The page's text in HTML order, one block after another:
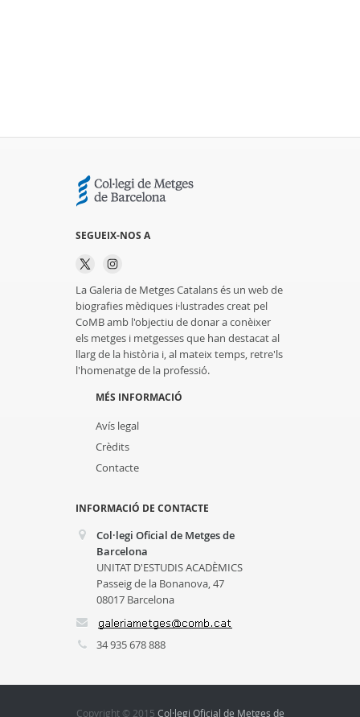
SEGUEIX-NOS A
La Galeria de Metges Catalans és un web de
biografies mèdiques i·lustrades creat pel
CoMB amb l'objectiu de donar a conèixer
els metges i metgesses que han destacat al
llarg de la història i, al mateix temps, retre'ls
l'homenatge de la professió.
MÉS INFORMACIÓ
Avís legal
Crèdits
Contacte
INFORMACIÓ DE CONTACTE
Col·legi Oficial de Metges de
Barcelona
UNITAT D'ESTUDIS ACADÈMICS
Passeig de la Bonanova, 47
08017 Barcelona
34 935 678 888
Copyright © 2015 Col·legi Oficial de Metges de